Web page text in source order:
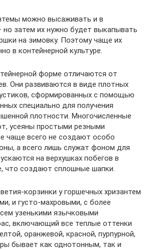
можно высаживать и в
затем их нужно будет выкапывать
на зимовку. Поэтому чаще их
в контейнерной культуре.
форме отличаются от
Они развиваются в виде плотных
сформированных с помощью
специально для получения
плотности. Многочисленные
усеяны простыми резными
чаще всего не создают особо
а всего лишь служат фоном для
на верхушках побегов в
что создают сплошные шапки.
корзинки у горшечных хризантем
и густо-махровыми, с более
узенькими язычковыми
включающий все теплые оттенки
оранжевой, красной, пурпурной,
бывает как однотонным, так и